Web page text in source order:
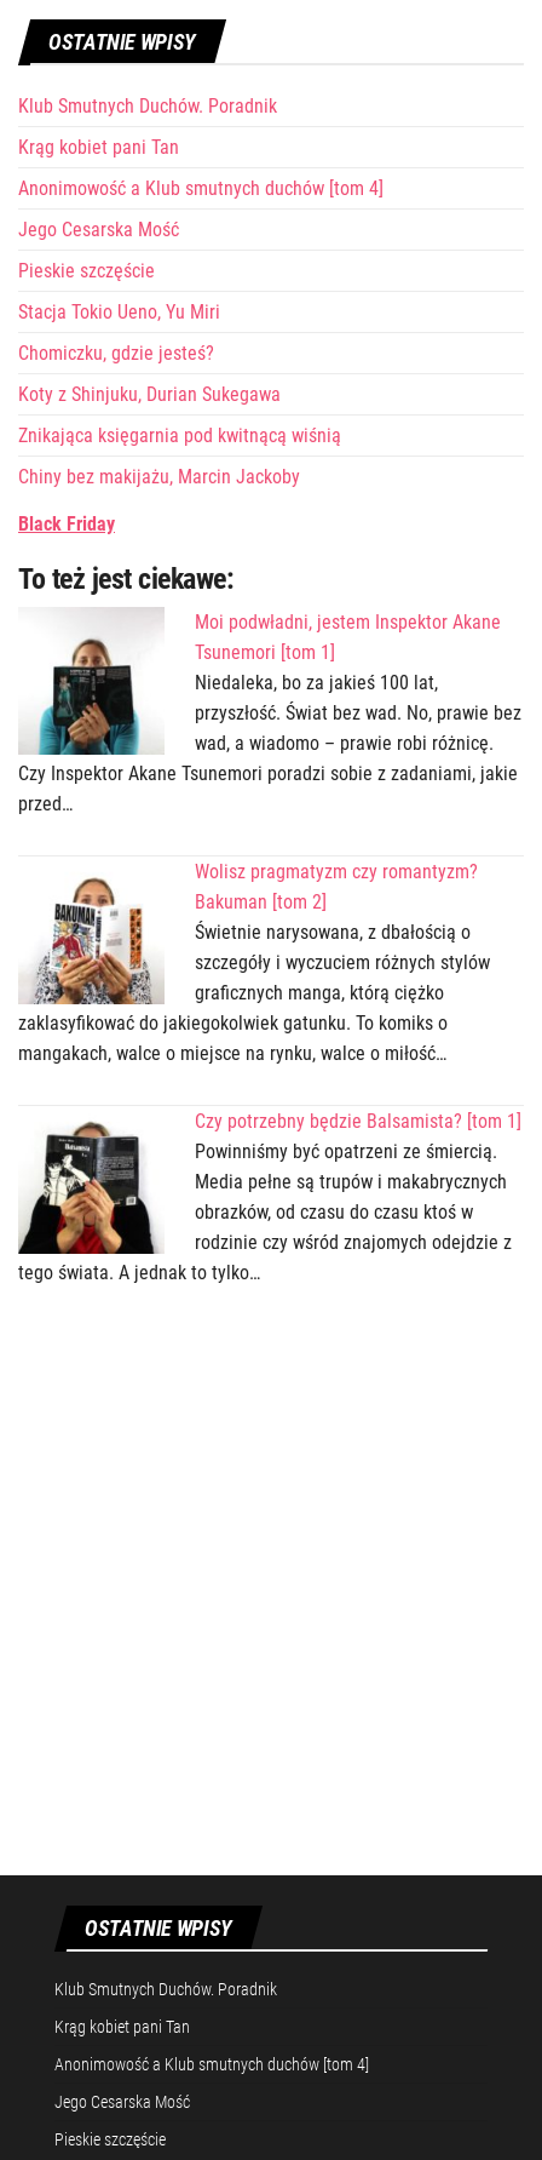
OSTATNIE WPISY
Klub Smutnych Duchów. Poradnik
Krąg kobiet pani Tan
Anonimowość a Klub smutnych duchów [tom 4]
Jego Cesarska Mość
Pieskie szczęście
Stacja Tokio Ueno, Yu Miri
Chomiczku, gdzie jesteś?
Koty z Shinjuku, Durian Sukegawa
Znikająca księgarnia pod kwitnącą wiśnią
Chiny bez makijażu, Marcin Jackoby
Black Friday
To też jest ciekawe:
Moi podwładni, jestem Inspektor Akane
Tsunemori [tom 1]
Niedaleka, bo za jakieś 100 lat,
przyszłość. Świat bez wad. No, prawie bez
wad, a wiadomo – prawie robi różnicę.
Czy Inspektor Akane Tsunemori poradzi sobie z zadaniami, jakie
przed…
Wolisz pragmatyzm czy romantyzm?
Bakuman [tom 2]
Świetnie narysowana, z dbałością o
szczegóły i wyczuciem różnych stylów
graficznych manga, którą ciężko
zaklasyfikować do jakiegokolwiek gatunku. To komiks o
mangakach, walce o miejsce na rynku, walce o miłość…
Czy potrzebny będzie Balsamista? [tom 1]
Powinniśmy być opatrzeni ze śmiercią.
Media pełne są trupów i makabrycznych
obrazków, od czasu do czasu ktoś w
rodzinie czy wśród znajomych odejdzie z
tego świata. A jednak to tylko…
OSTATNIE WPISY
Klub Smutnych Duchów. Poradnik
Krąg kobiet pani Tan
Anonimowość a Klub smutnych duchów [tom 4]
Jego Cesarska Mość
Pieskie szczęście